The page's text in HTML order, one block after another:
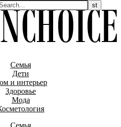
Семья
Дети
и интерьер
Здоровье
Мода
Семья